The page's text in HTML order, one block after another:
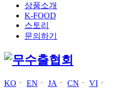
상품소개
K-FOOD
스토리
문의하기
KO ㆍ EN ㆍ JA ㆍ CN ㆍ VI ㆍ